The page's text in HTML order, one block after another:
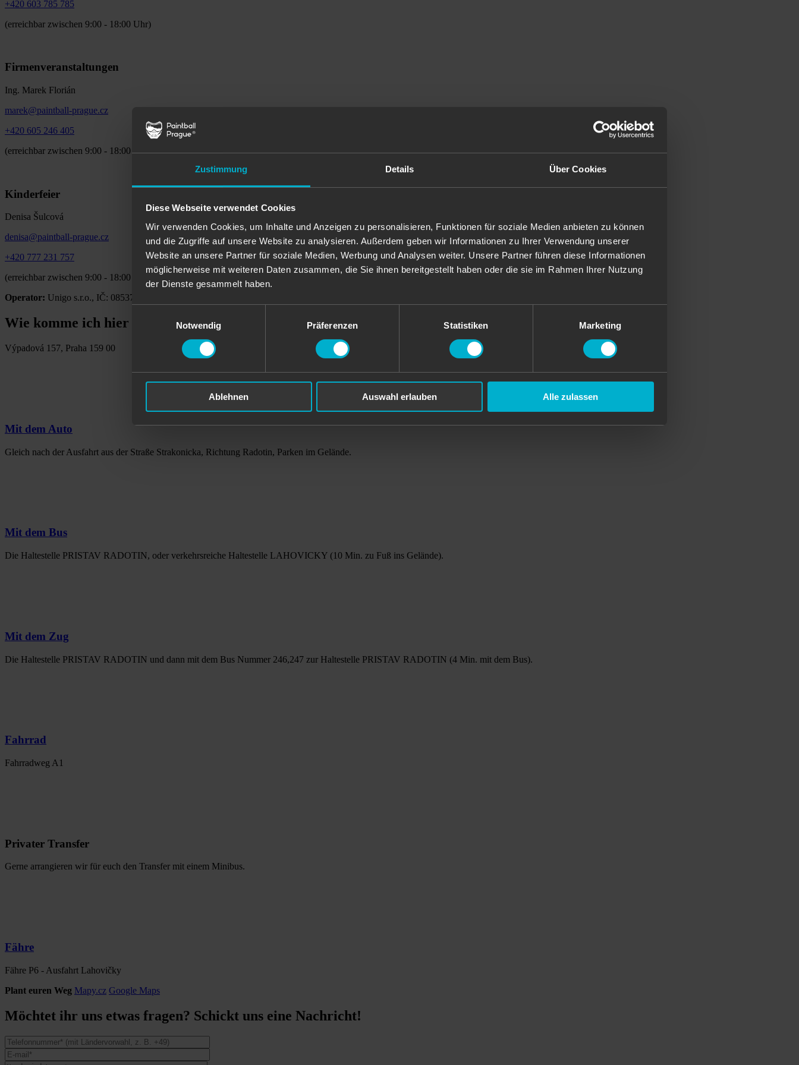
Zustimmung Details Über Cookies
Diese Webseite verwendet Cookies
Wir verwenden Cookies, um Inhalte und Anzeigen zu personalisieren, Funktionen für soziale Medien anbieten zu können
und die Zugriffe auf unsere Website zu analysieren. Außerdem geben wir Informationen zu Ihrer Verwendung unserer
Website an unsere Partner für soziale Medien, Werbung und Analysen weiter. Unsere Partner führen diese Informationen
möglicherweise mit weiteren Daten zusammen, die Sie ihnen bereitgestellt haben oder die sie im Rahmen Ihrer Nutzung
der Dienste gesammelt haben.
Notwendig
Präferenzen Statistiken Marketing
Ablehnen Auswahl erlauben Alle zulassen
+420 603 785 785
(erreichbar zwischen 9:00 - 18:00 Uhr)
Firmenveranstaltungen
Ing. Marek Florián
marek@paintball-prague.cz
+420 605 246 405
(erreichbar zwischen 9:00 - 18:00 Uhr)
Kinderfeier
Denisa Šulcová
denisa@paintball-prague.cz
+420 777 231 757
(erreichbar zwischen 9:00 - 18:00 Uhr)
Operator: Unigo s.r.o., IČ: 08537372, DIČ: CZ08537372
Wie komme ich hier hin?
Výpadová 157, Praha 159 00
Mit dem Auto
Gleich nach der Ausfahrt aus der Straße Strakonicka, Richtung Radotin, Parken im Gelände.
Mit dem Bus
Die Haltestelle PRISTAV RADOTIN, oder verkehrsreiche Haltestelle LAHOVICKY (10 Min. zu Fuß ins Gelände).
Mit dem Zug
Die Haltestelle PRISTAV RADOTIN und dann mit dem Bus Nummer 246,247 zur Haltestelle PRISTAV RADOTIN (4 Min. mit dem Bus).
Fahrrad
Fahrradweg A1
Privater Transfer
Gerne arrangieren wir für euch den Transfer mit einem Minibus.
Fähre
Fähre P6 - Ausfahrt Lahovičky
Plant euren Weg Mapy.cz Google Maps
Möchtet ihr uns etwas fragen? Schickt uns eine Nachricht!